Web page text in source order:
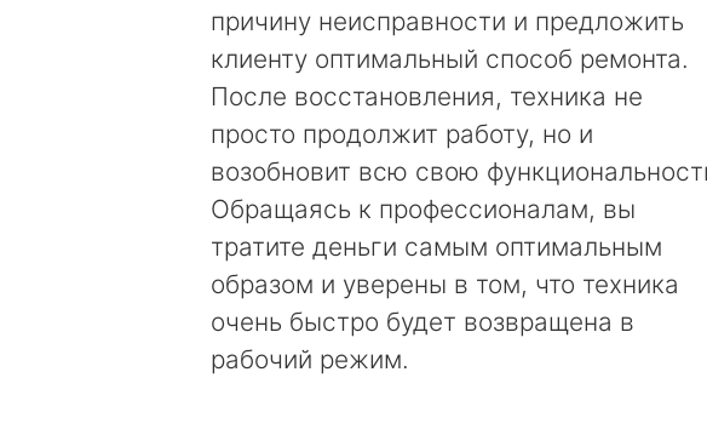
причину неисправности и предложить
клиенту оптимальный способ ремонта.
После восстановления, техника не
просто продолжит работу, но и
возобновит всю свою
Обращаясь к профессионалам, вы
тратите деньги самым оптимальным
образом и уверены в том, что техника
очень быстро будет возвращена в
рабочий режим.